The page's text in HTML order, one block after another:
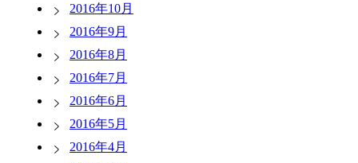
2016年10月
2016年9月
2016年8月
2016年7月
2016年6月
2016年5月
2016年4月